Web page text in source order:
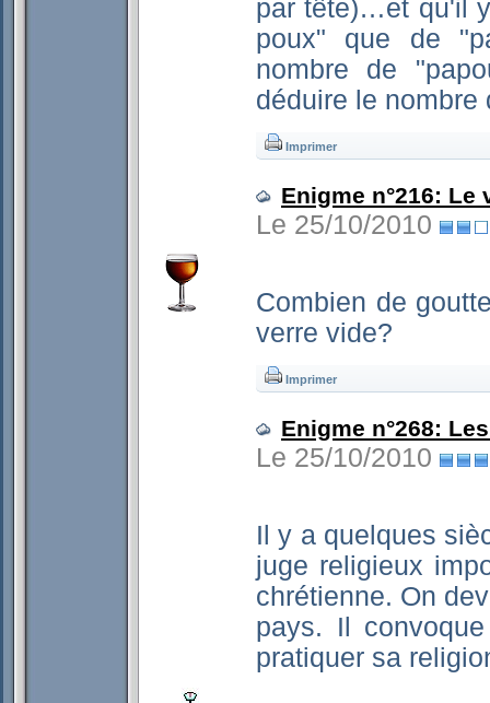
par tête)…et qu'il
poux" que de
nombre de
déduire le nombre
Imprimer
Enigme n°216: Le
Le 25/10/2010
Combien de
verre vide?
Imprimer
Enigme n°268:
Le 25/10/2010
Il y a quelques
juge religieux
chrétienne. On
pays. Il
pratiquer sa